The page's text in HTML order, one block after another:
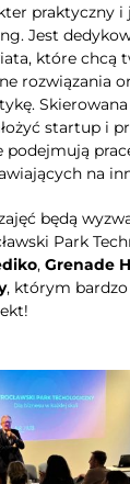
praktyczny i
Jest
które chcą
rozwiązania
startup i
podejmują
na
będą
Park
, Grenade
, którym